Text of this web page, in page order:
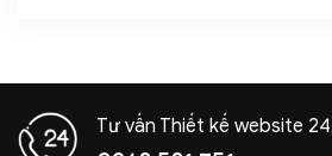
Tư vấn Thiết kế website